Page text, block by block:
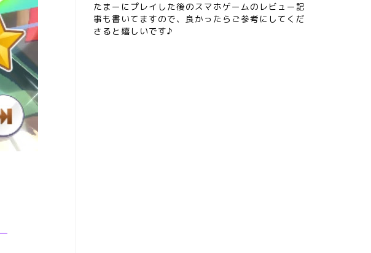
たまーにプレイした後のスマホゲームのレビュー記
事も書いてますので、良かったらご参考にしてくだ
さると嬉しいです♪